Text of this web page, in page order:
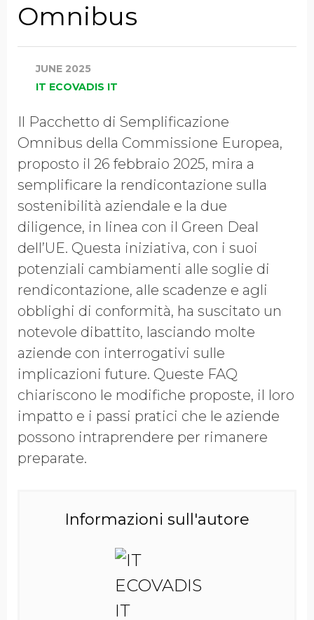
Omnibus
JUNE 2025
IT ECOVADIS IT
Il Pacchetto di Semplificazione
Omnibus della Commissione Europea,
proposto il 26 febbraio 2025, mira a
semplificare la rendicontazione sulla
sostenibilità aziendale e la due
diligence, in linea con il Green Deal
dell’UE. Questa iniziativa, con i suoi
potenziali cambiamenti alle soglie di
rendicontazione, alle scadenze e agli
obblighi di conformità, ha suscitato un
notevole dibattito, lasciando molte
aziende con interrogativi sulle
implicazioni future. Queste FAQ
chiariscono le modifiche proposte, il loro
impatto e i passi pratici che le aziende
possono intraprendere per rimanere
preparate.
Informazioni sull'autore